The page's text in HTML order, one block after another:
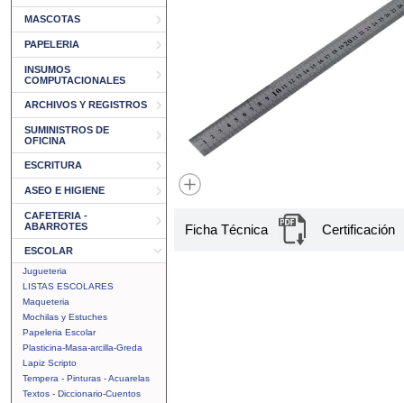
MASCOTAS
PAPELERIA
INSUMOS
COMPUTACIONALES
ARCHIVOS Y REGISTROS
SUMINISTROS DE
OFICINA
ESCRITURA
ASEO E HIGIENE
CAFETERIA -
ABARROTES
ESCOLAR
Jugueteria
LISTAS ESCOLARES
Maqueteria
Mochilas y Estuches
Papeleria Escolar
Plasticina-Masa-arcilla-Greda
Lapiz Scripto
Tempera - Pinturas - Acuarelas
Textos - Diccionario-Cuentos
Ficha Técnica Certificación